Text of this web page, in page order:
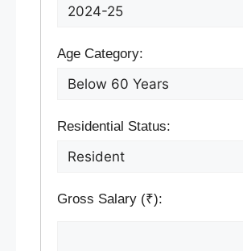
Age Category:
Residential Status:
Gross Salary (₹):